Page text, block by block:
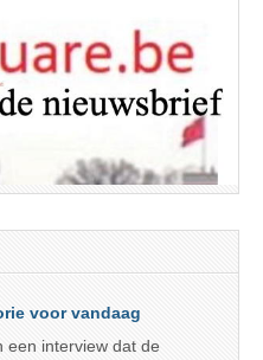
voor vandaag
een interview dat de